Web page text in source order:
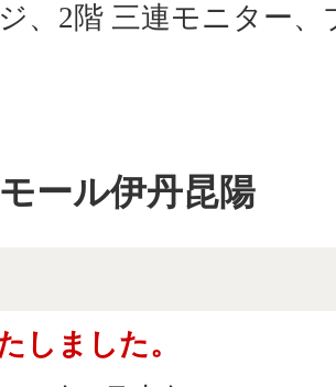
、2階 三連モニター
ール伊丹昆陽
しました。